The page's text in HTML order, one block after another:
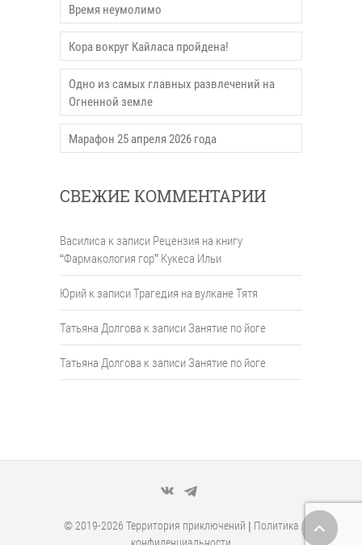
Время неумолимо
Кора вокруг Кайласа пройдена!
Одно из самых главных развлечений на
Огненной земле
Марафон 25 апреля 2026 года
СВЕЖИЕ КОММЕНТАРИИ
Василиса к записи Рецензия на книгу
“Фармакология гор” Кукеса Ильи
Юрий к записиТрагедия на вулкане Тятя
Татьяна Долгова к записиЗанятие по йоге
Татьяна Долгова к записиЗанятие по йоге
VK Telegram
© 2019-2026 Территория приключений | Политика